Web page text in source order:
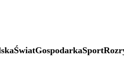
ŚwiatGospodarkaSport